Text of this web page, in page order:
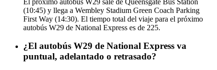
(10:45) y llega a Wembley Stadium Green Coach Parking
First Way (14:30). El tiempo total del viaje para el próximo
autobús W29 de National Express es de 225.
¿El autobús W29 de National Express va
puntual, adelantado o retrasado?